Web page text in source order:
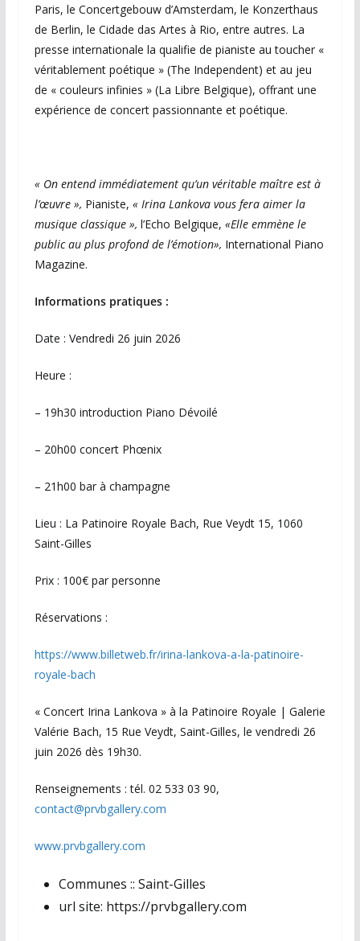
Paris, le Concertgebouw d’Amsterdam, le Konzerthaus
de Berlin, le Cidade das Artes à Rio, entre autres. La
presse internationale la qualifie de pianiste au toucher «
véritablement poétique » (The Independent) et au jeu
de « couleurs infinies » (La Libre Belgique), offrant une
expérience de concert passionnante et poétique.
« On entend immédiatement qu’un véritable maître est à
l’œuvre », Pianiste, « Irina Lankova vous fera aimer la
musique classique », l’Echo Belgique, «Elle emmène le
public au plus profond de l’émotion», International Piano
Magazine.
Informations pratiques :
Date : Vendredi 26 juin 2026
Heure :
– 19h30 introduction Piano Dévoilé
– 20h00 concert Phœnix
– 21h00 bar à champagne
Lieu : La Patinoire Royale Bach, Rue Veydt 15, 1060
Saint-Gilles
Prix : 100€ par personne
Réservations :
https://www.billetweb.fr/irina-lankova-a-la-patinoire-
royale-bach
« Concert Irina Lankova » à la Patinoire Royale | Galerie
Valérie Bach, 15 Rue Veydt, Saint-Gilles, le vendredi 26
juin 2026 dès 19h30.
Renseignements : tél. 02 533 03 90,
contact@prvbgallery.com
www.prvbgallery.com
Communes :: Saint-Gilles
url site: https://prvbgallery.com